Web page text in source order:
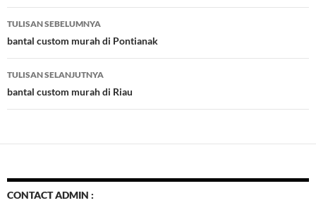
b
o
o
k
er es
t
bl
r
e
dI
n
d e
Navigasi
Tulisan
TULISAN SEBELUMNYA
bantal custom murah di Pontianak
TULISAN SELANJUTNYA
bantal custom murah di Riau
CONTACT ADMIN :